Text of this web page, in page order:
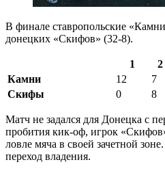
В финале ставропольские
донецких «Скифов» (32-8).
1 2
Камни
12 7
Скифы
0 8
Матч не задался для Донецка с
пробития кик-оф, игрок
ловле мяча в своей зачетной
переход владения.